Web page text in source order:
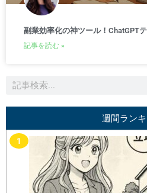
副業効率化の神ツール！ChatGPT
記事を読む »
検
週間ラン
1